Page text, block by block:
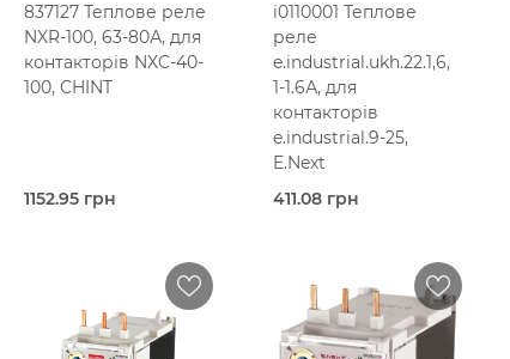
837127 Теплове реле
NXR-100, 63-80А, для
контакторів NXC-40-
100, CHINT
1152.95 грн
Теплове
Chint
i0110001 Теплове
реле
e.industrial.ukh.22.1,6,
1-1.6А, для
контакторів
e.industrial.9-25,
E.Next
411.08 грн
Теплове
реле
E.Next
22,0